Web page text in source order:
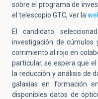
sobre el programa de
el telescopio GTC, ver la
El candidato
investigación de cúmulos
corrimiento al rojo en
particular, se espera que
la reducción y análisis de
galaxias en formación
disponibles datos de